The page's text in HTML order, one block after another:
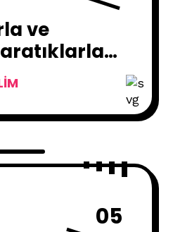
ve
05